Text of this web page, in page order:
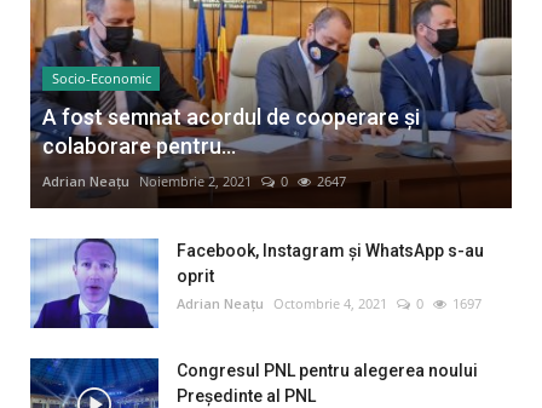
Socio-Economic
A fost semnat acordul de cooperare și
colaborare pentru...
Adrian Neațu Noiembrie 2, 2021 0 2647
Facebook, Instagram și WhatsApp s-au
oprit
Adrian Neațu Octombrie 4, 2021 0 1697
Congresul PNL pentru alegerea noului
Preşedinte al PNL